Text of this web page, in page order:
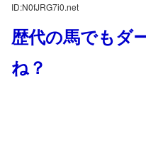
ID:N0fJRG7i0.net
歴代の馬でもダ
ね？